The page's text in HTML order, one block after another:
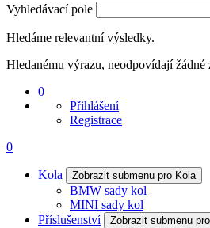
Vyhledávací pole
Hledáme relevantní výsledky.
Hledanému výrazu, neodpovídají žádné
0
Přihlášení
Registrace
0
Kola Zobrazit submenu pro Kola
BMW sady kol
MINI sady kol
Příslušenství
Zobrazit submenu